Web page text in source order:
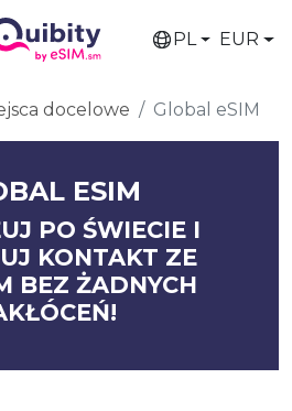
PL EUR
docelowe Global eSIM
ESIM
PO ŚWIECIE I
KONTAKT ZE
BEZ ŻADNYCH